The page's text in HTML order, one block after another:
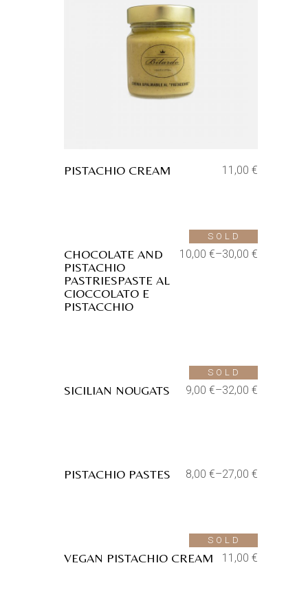
PISTACHIO CREAM 11,00 €
SOLD
CHOCOLATE AND
PISTACHIO
PASTRIESPASTE AL
CIOCCOLATO E
PISTACCHIO
10,00 €–30,00 €
SOLD
SICILIAN NOUGATS 9,00 €–32,00 €
PISTACHIO PASTES 8,00 €–27,00 €
SOLD
VEGAN PISTACHIO CREAM 11,00 €